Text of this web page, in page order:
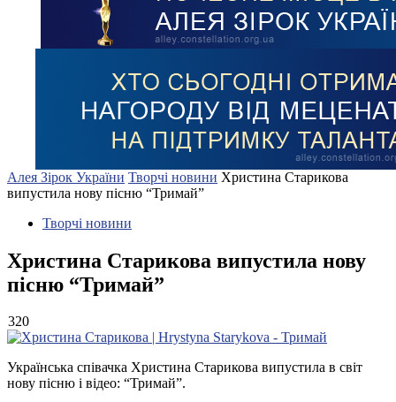
Алея Зірок України Творчі новини Христина Старикова
випустила нову пісню “Тримай”
Творчі новини
Христина Старикова випустила нову
пісню “Тримай”
320
Українська співачка Христина Старикова випустила в світ
нову пісню і відео: “Тримай”.